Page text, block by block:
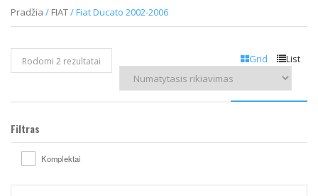
Pradžia / FIAT/ Fiat Ducato 2002-2006
Grid List
Rodomi 2 rezultatai
Filtras
Komplektai